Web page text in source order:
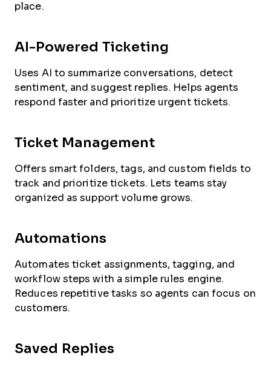
place.
AI-Powered Ticketing
Uses AI to summarize conversations, detect
sentiment, and suggest replies. Helps agents
respond faster and prioritize urgent tickets.
Ticket Management
Offers smart folders, tags, and custom fields to
track and prioritize tickets. Lets teams stay
organized as support volume grows.
Automations
Automates ticket assignments, tagging, and
workflow steps with a simple rules engine.
Reduces repetitive tasks so agents can focus on
customers.
Saved Replies